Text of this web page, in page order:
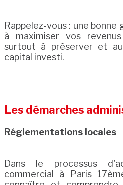
Rappelez-vous : une
à maximiser vos
surtout à préserver et
capital investi.
Les démarches
Réglementations locales
Dans le processus
commercial à Paris